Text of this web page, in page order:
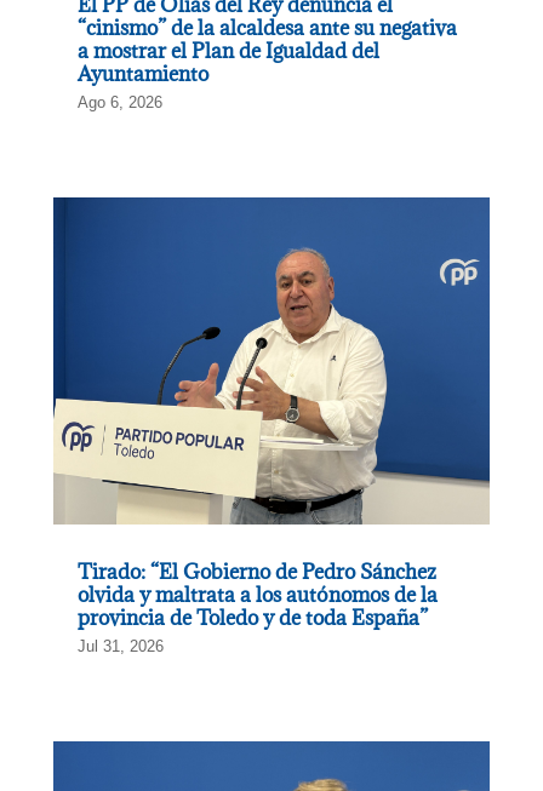
“cinismo” de la alcaldesa ante su negativa
a mostrar el Plan de Igualdad del
Ayuntamiento
Ago 6, 2026
Tirado: “El Gobierno de Pedro Sánchez
olvida y maltrata a los autónomos de la
provincia de Toledo y de toda España”
Jul 31, 2026